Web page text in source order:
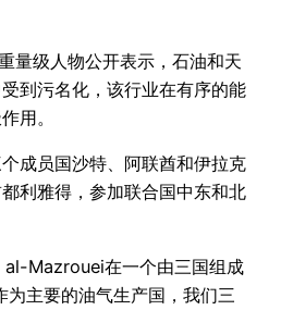
量级人物公开表示，石油和天
到污名化，该行业在有序的能
用。
成员国沙特、阿联酋和伊拉克
利雅得，参加联合国中东和北
al-Mazrouei在一个由三国组成
为主要的油气生产国，我们三